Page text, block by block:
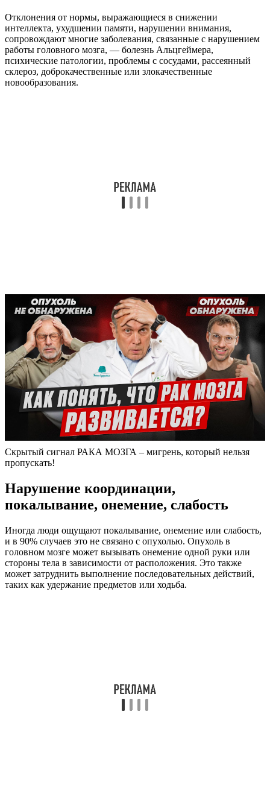
Отклонения от нормы, выражающиеся в снижении
интеллекта, ухудшении памяти, нарушении внимания,
сопровождают многие заболевания, связанные с нарушением
работы головного мозга, — болезнь Альцгеймера,
психические патологии, проблемы с сосудами, рассеянный
склероз, доброкачественные или злокачественные
новообразования.
Скрытый сигнал РАКА МОЗГА – мигрень, который нельзя
пропускать!
Нарушение координации,
покалывание, онемение, слабость
Иногда люди ощущают покалывание, онемение или слабость,
и в 90% случаев это не связано с опухолью. Опухоль в
головном мозге может вызывать онемение одной руки или
стороны тела в зависимости от расположения. Это также
может затруднить выполнение последовательных действий,
таких как удержание предметов или ходьба.